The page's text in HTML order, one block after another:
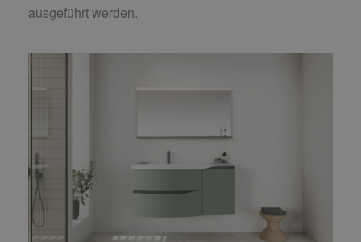
ausgeführt werden.